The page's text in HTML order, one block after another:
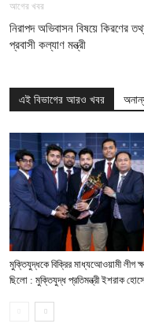
আগের খবর
নিরাপদ অভিবাসন বিষয়ে কিরণের
প্রবাসী কল্যাণ মন্ত্রী
এই বিভাগের আরও খবর
মুক্তিযুদ্ধকে বিক্রির মাধ্যআেওয়ামী লীগ
ছিলো : মুক্তিযুদ্ধ প্রতিমন্ত্রী ইশরাক